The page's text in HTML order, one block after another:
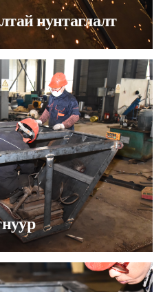
нунтаглалт